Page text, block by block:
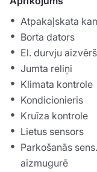
Atpakaļskata
Borta dators
El. durvju
Jumta reliņi
Klimata kontrole
Kondicionieris
Kruīza kontrole
Lietus sensors
Parkošanās sens.
aizmugurē